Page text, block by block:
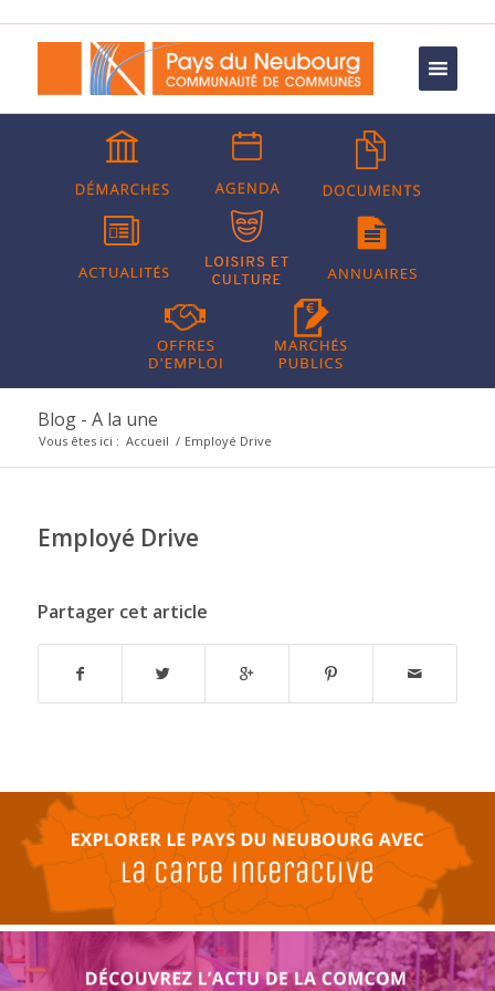
Blog - A la une
Vous êtes ici : Accueil / Employé Drive
Employé Drive
Partager cet article